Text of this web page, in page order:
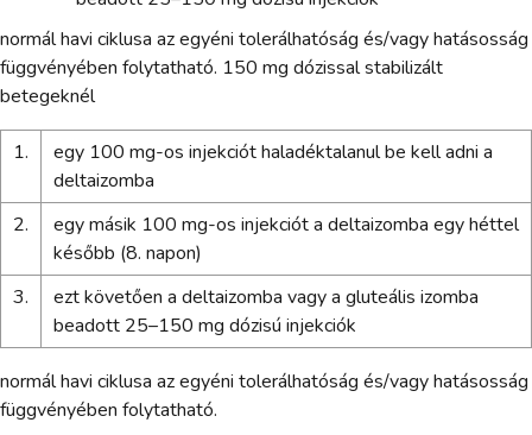
normál havi ciklusa az egyéni tolerálhatóság és/vagy hatásosság
függvényében folytatható. 150 mg dózissal stabilizált
betegeknél
1.
egy 100 mg-os injekciót haladéktalanul be kell adni a
deltaizomba
2.
egy másik 100 mg-os injekciót a deltaizomba egy héttel
később (8. napon)
3.
ezt követően a deltaizomba vagy a gluteális izomba
beadott 25–150 mg dózisú injekciók
normál havi ciklusa az egyéni tolerálhatóság és/vagy hatásosság
függvényében folytatható.